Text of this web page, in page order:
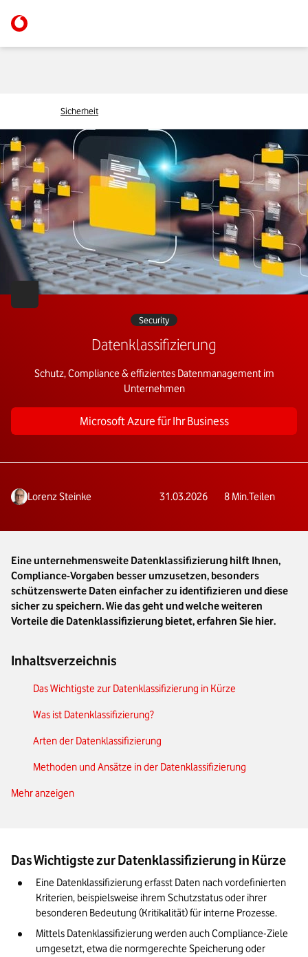
Sicherheit
Security
Datenklassifizierung
Schutz, Compliance & effizientes Datenmanagement im
Unternehmen
Microsoft Azure für Ihr Business
Lorenz Steinke 31.03.2026 8 Min.Teilen
Eine unternehmensweite Datenklassifizierung hilft Ihnen,
Compliance-Vorgaben besser umzusetzen, besonders
schützenswerte Daten einfacher zu identifizieren und diese
sicher zu speichern. Wie das geht und welche weiteren
Vorteile die Datenklassifizierung bietet, erfahren Sie hier.
Inhaltsverzeichnis
Das Wichtigste zur Datenklassifizierung in Kürze
Was ist Datenklassifizierung?
Arten der Datenklassifizierung
Methoden und Ansätze in der Datenklassifizierung
Implementierung einer Datenklassifizierungsstrategie
Zukunftstrends in der Datenklassifizierung
Fazit: Das empfehlen wir Ihnen zur Datenklassifizierung in
Ihrem Unternehmen
Mehr anzeigen
Das Wichtigste zur Datenklassifizierung in Kürze
Eine Datenklassifizierung erfasst Daten nach vordefinierten
Kriterien, beispielsweise ihrem Schutzstatus oder ihrer
besonderen Bedeutung (Kritikalität) für interne Prozesse.
Mittels Datenklassifizierung werden auch Compliance-Ziele
umgesetzt, etwa die normgerechte Speicherung oder